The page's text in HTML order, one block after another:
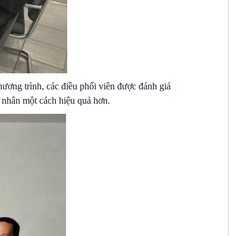
trình, các điều phối viên được đánh giá
một cách hiệu quả hơn.